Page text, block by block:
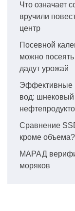
Что означает
вручили
центр
Посевной
можно
дадут урожай
Эффективные
вод: шнековый
Сравнение
кроме объема?
МАРАД
моряков